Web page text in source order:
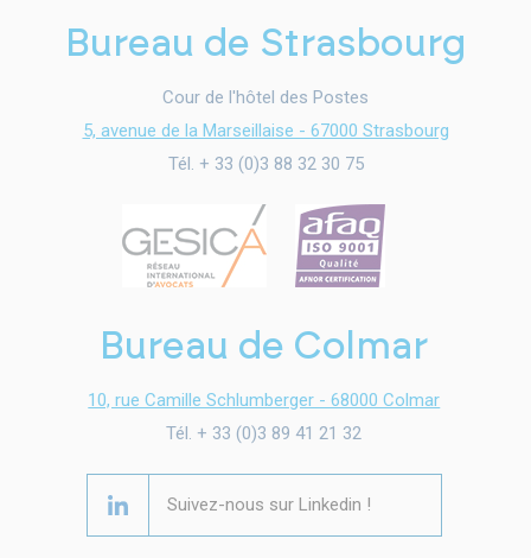
Bureau de Strasbourg
Cour de l'hôtel des Postes
5, avenue de la Marseillaise - 67000 Strasbourg
Tél. + 33 (0)3 88 32 30 75
Bureau de Colmar
10, rue Camille Schlumberger - 68000 Colmar
Tél. + 33 (0)3 89 41 21 32
Suivez-nous sur Linkedin !